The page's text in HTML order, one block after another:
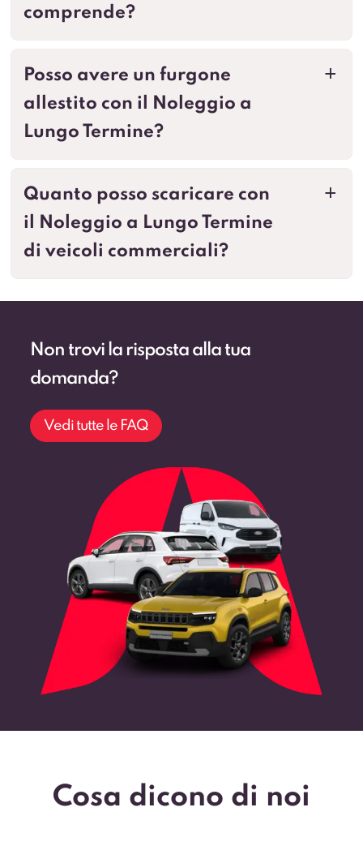
comprende?
a
Posso avere un furgone
allestito con il Noleggio a
Lungo Termine?
a
Quanto posso scaricare con
il Noleggio a Lungo Termine
di veicoli commerciali?
Non trovi la risposta alla tua
domanda?
Vedi tutte le FAQ
Cosa dicono di noi